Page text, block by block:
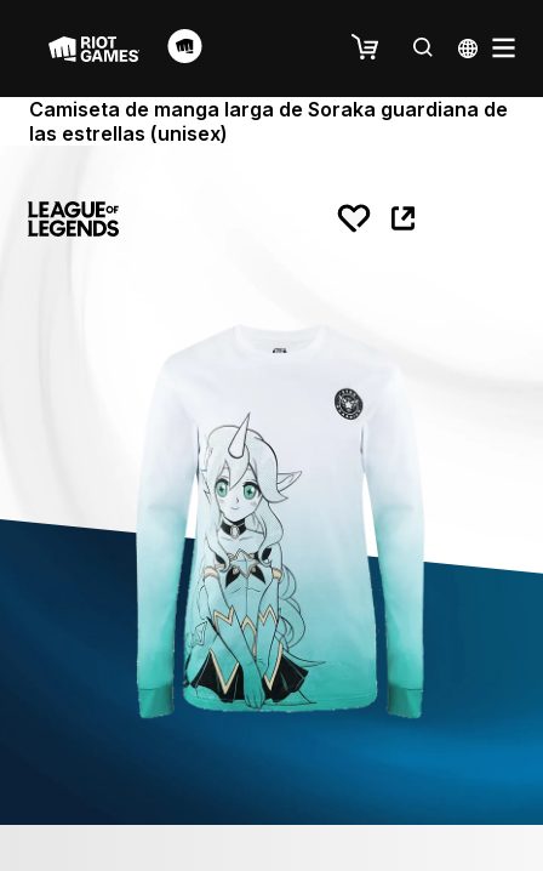
Camiseta de manga larga de Soraka guardiana de
las estrellas (unisex)